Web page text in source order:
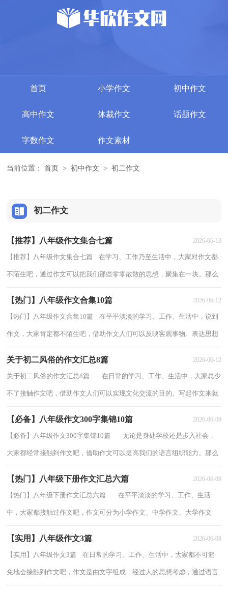
首页 小学作文 初中作文
高中作文 体裁作文 话题作文
字数作文 作文素材
当前位置： 首页 > 初中作文 > 初二作文
初二作文
【推荐】八年级作文集合七篇 2026-06-13
【推荐】八年级作文集合七篇 在学习、工作乃至生活中，大家对作文都
不陌生吧，通过作文可以把我们那些零零散散的思想，聚集在一块。那么
【热门】八年级作文合集10篇 2026-06-12
【热门】八年级作文合集10篇 在平平淡淡的学习、工作、生活中，说到
作文，大家肯定都不陌生吧，借助作文人们可以反映客观事物、表达思想
关于初二风俗的作文汇总8篇 2026-06-12
关于初二风俗的作文汇总8篇 在日常的学习、工作、生活中，大家总少
不了接触作文吧，借助作文人们可以实现文化交流的目的。写起作文来就
【必备】八年级作文300字集锦10篇 2026-06-09
【必备】八年级作文300字集锦10篇 无论是身处学校还是步入社会，
大家都经常接触到作文吧，借助作文可以提高我们的语言组织能力。那么
【热门】八年级下册作文汇总六篇 2026-06-09
【热门】八年级下册作文汇总六篇 在平平淡淡的学习、工作、生活
中，大家都接触过作文吧，作文可分为小学作文、中学作文、大学作文
【实用】八年级作文3篇 2026-06-08
【实用】八年级作文3篇 在日常的学习、工作、生活中，大家都不可避
免地会接触到作文吧，作文是由文字组成，经过人的思想考虑，通过语言